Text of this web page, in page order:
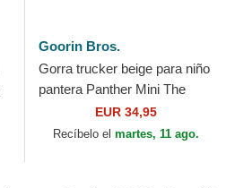
Goorin Bros.
Gorra trucker beige para niño
pantera Panther Mini The
Farm de Goorin Bros.
EUR 34,95
Recíbelo el martes, 11 ago.